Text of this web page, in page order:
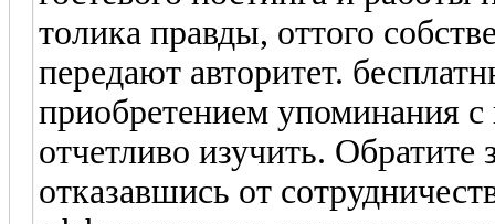
толика правды, оттого
передают авторитет.
приобретением упоминания с
отчетливо изучить.
отказавшись от